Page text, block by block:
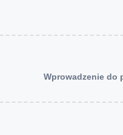
Wprowadzenie do